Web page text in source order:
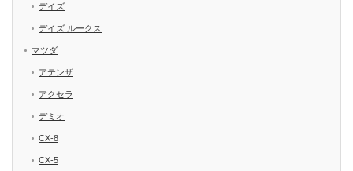
デイズ
デイズ ルークス
マツダ
アテンザ
アクセラ
デミオ
CX-8
CX-5